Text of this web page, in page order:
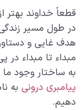
مرگ یا تولد؟
دنیا؛ باشگاه
چگونه انسان
قطعاً خداوند بهتر
در طول مسیر
هدف غایی و
مبداء تا مبداء
به ساختار وجود
پیامبری درونی به
دهیم.